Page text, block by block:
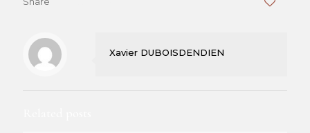
Xavier DUBOISDENDIEN